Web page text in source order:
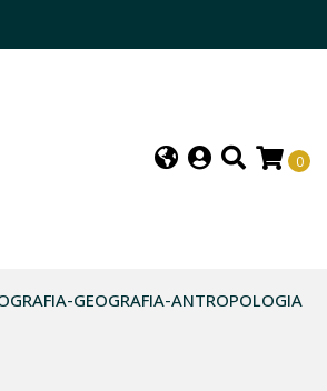
0
GEOGRAFIA-ANTROPOLOGIA